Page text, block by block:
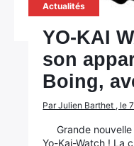
Actualités
YO-KAI
son
Boing,
Par Julien Barthet , le
Grande
Yo-Kai-Watch ! La